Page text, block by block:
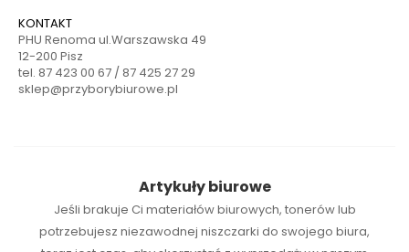
KONTAKT
PHU Renoma ul.Warszawska 49
12-200 Pisz
tel. 87 423 00 67 / 87 425 27 29
sklep@przyborybiurowe.pl
Artykuły biurowe
Jeśli brakuje Ci materiałów biurowych, tonerówlub
potrzebujesz niezawodnej niszczarki do swojego biura,